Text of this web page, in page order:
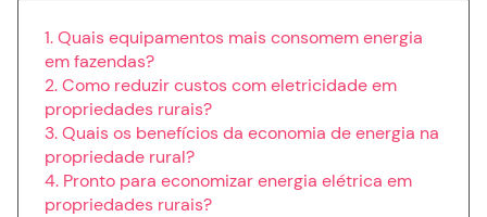
Quais equipamentos mais consomem energia
em fazendas?
Como reduzir custos com eletricidade em
propriedades rurais?
Quais os benefícios da economia de energia na
propriedade rural?
Pronto para economizar energia elétrica em
propriedades rurais?